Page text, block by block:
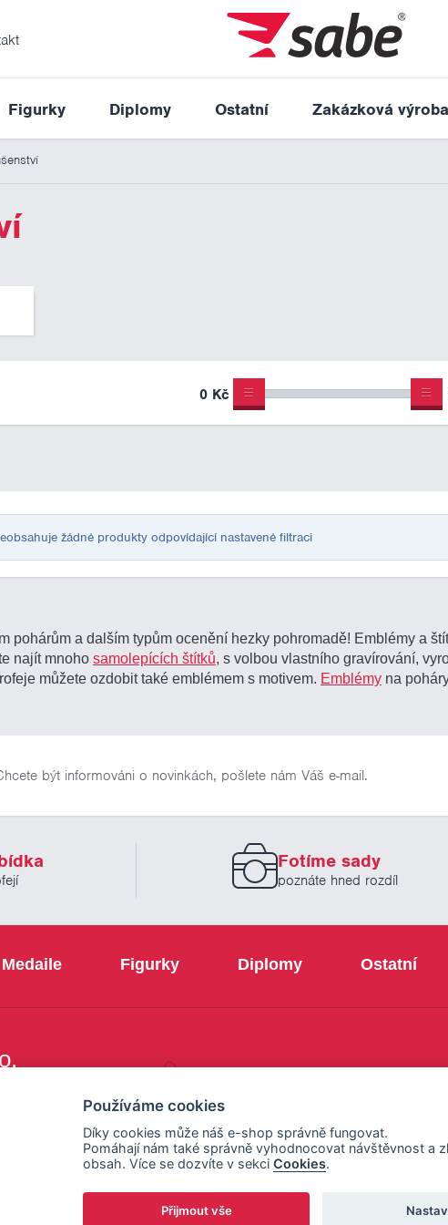
Figurky Diplomy Ostatní Zakázková výroba
0 Kč
žádné produkty odpovídající nastavené filtraci
pohárům a dalším typům ocenění hezky pohromadě! Emblémy a
najít mnoho samolepících štítků, s volbou vlastního gravírování,
můžete ozdobit také emblémem s motivem. Emblémyna
být informováni o novinkách, pošlete nám Váš e-mail.
Fotíme sady
poznáte hned rozdíl
Medaile Figurky Diplomy Ostatní
nastavení cookies
Používáme cookies
Díky cookies může náš e-shop správně fungovat.
Pomáhají nám také správně vyhodnocovat návštěvnost a
obsah. Více se dozvíte v sekci Cookies.
Přijmout vše